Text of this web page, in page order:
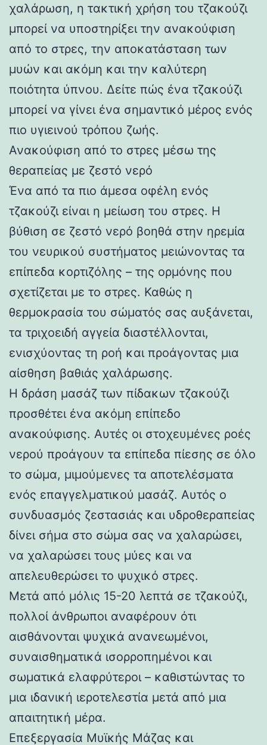
χαλάρωση, η τακτική χρήση του τζακούζι
μπορεί να υποστηρίξει την ανακούφιση
από το στρες, την αποκατάσταση των
μυών και ακόμη και την καλύτερη
ποιότητα ύπνου. Δείτε πώς ένα τζακούζι
μπορεί να γίνει ένα σημαντικό μέρος ενός
πιο υγιεινού τρόπου ζωής.
Ανακούφιση από το στρες μέσω της
θεραπείας με ζεστό νερό
Ένα από τα πιο άμεσα οφέλη ενός
τζακούζι είναι η μείωση του στρες. Η
βύθιση σε ζεστό νερό βοηθά στην ηρεμία
του νευρικού συστήματος μειώνοντας τα
επίπεδα κορτιζόλης – της ορμόνης που
σχετίζεται με το στρες. Καθώς η
θερμοκρασία του σώματός σας αυξάνεται,
τα τριχοειδή αγγεία διαστέλλονται,
ενισχύοντας τη ροή και προάγοντας μια
αίσθηση βαθιάς χαλάρωσης.
Η δράση μασάζ των πίδακων τζακούζι
προσθέτει ένα ακόμη επίπεδο
ανακούφισης. Αυτές οι στοχευμένες ροές
νερού προάγουν τα επίπεδα πίεσης σε όλο
το σώμα, μιμούμενες τα αποτελέσματα
ενός επαγγελματικού μασάζ. Αυτός ο
συνδυασμός ζεστασιάς και υδροθεραπείας
δίνει σήμα στο σώμα σας να χαλαρώσει,
να χαλαρώσει τους μύες και να
απελευθερώσει το ψυχικό στρες.
Μετά από μόλις 15-20 λεπτά σε τζακούζι,
πολλοί άνθρωποι αναφέρουν ότι
αισθάνονται ψυχικά ανανεωμένοι,
συναισθηματικά ισορροπημένοι και
σωματικά ελαφρύτεροι – καθιστώντας το
μια ιδανική ιεροτελεστία μετά από μια
απαιτητική μέρα.
Επεξεργασία Μυϊκής Μάζας και